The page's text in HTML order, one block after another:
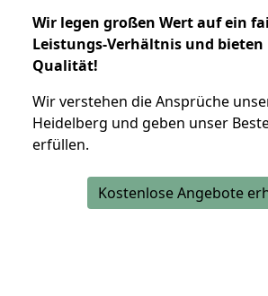
Wir legen großen Wert auf ein
Leistungs-Verhältnis und
Qualität!
Wir verstehen die Ansprüche
Heidelberg und geben unser
erfüllen.
Kostenlose Angebote